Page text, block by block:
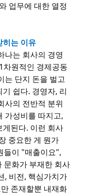
업무에 대한 열정
히는 이유
나는 회사의 경영
차원적인 경제공동
는 단지 돈을 벌고
쉽다. 경영자, 리
사의 전반적 분위
가성비를 따지고,
된다. 이런 회사
중요한 게 뭔가
들이 "매출이요",
문화가 부재한 회사
, 비전, 핵심가치가
존재할뿐 내재화